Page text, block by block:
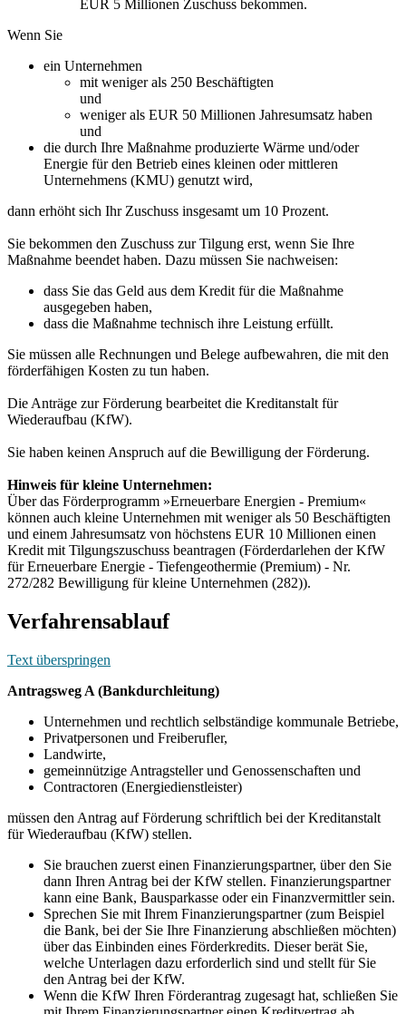
EUR 5 Millionen Zuschuss bekommen.
Wenn Sie
ein Unternehmen
mit weniger als 250 Beschäftigten
und
weniger als EUR 50 Millionen Jahresumsatz haben
und
die durch Ihre Maßnahme produzierte Wärme und/oder
Energie für den Betrieb eines kleinen oder mittleren
Unternehmens (KMU) genutzt wird,
dann erhöht sich Ihr Zuschuss insgesamt um 10 Prozent.
Sie bekommen den Zuschuss zur Tilgung erst, wenn Sie Ihre
Maßnahme beendet haben. Dazu müssen Sie nachweisen:
dass Sie das Geld aus dem Kredit für die Maßnahme
ausgegeben haben,
dass die Maßnahme technisch ihre Leistung erfüllt.
Sie müssen alle Rechnungen und Belege aufbewahren, die mit den
förderfähigen Kosten zu tun haben.
Die Anträge zur Förderung bearbeitet die Kreditanstalt für
Wiederaufbau (KfW).
Sie haben keinen Anspruch auf die Bewilligung der Förderung.
Hinweis für kleine Unternehmen:
Über das Förderprogramm »Erneuerbare Energien - Premium«
können auch kleine Unternehmen mit weniger als 50 Beschäftigten
und einem Jahresumsatz von höchstens EUR 10 Millionen einen
Kredit mit Tilgungszuschuss beantragen (Förderdarlehen der KfW
für Erneuerbare Energie - Tiefengeothermie (Premium) - Nr.
272/282 Bewilligung für kleine Unternehmen (282)).
Verfahrensablauf
Text überspringen
Antragsweg A (Bankdurchleitung)
Unternehmen und rechtlich selbständige kommunale Betriebe,
Privatpersonen und Freiberufler,
Landwirte,
gemeinnützige Antragsteller und Genossenschaften und
Contractoren (Energiedienstleister)
müssen den Antrag auf Förderung schriftlich bei der Kreditanstalt
für Wiederaufbau (KfW) stellen.
Sie brauchen zuerst einen Finanzierungspartner, über den Sie
dann Ihren Antrag bei der KfW stellen. Finanzierungspartner
kann eine Bank, Bausparkasse oder ein Finanzvermittler sein.
Sprechen Sie mit Ihrem Finanzierungspartner (zum Beispiel
die Bank, bei der Sie Ihre Finanzierung abschließen möchten)
über das Einbinden eines Förderkredits. Dieser berät Sie,
welche Unterlagen dazu erforderlich sind und stellt für Sie
den Antrag bei der KfW.
Wenn die KfW Ihren Förderantrag zugesagt hat, schließen Sie